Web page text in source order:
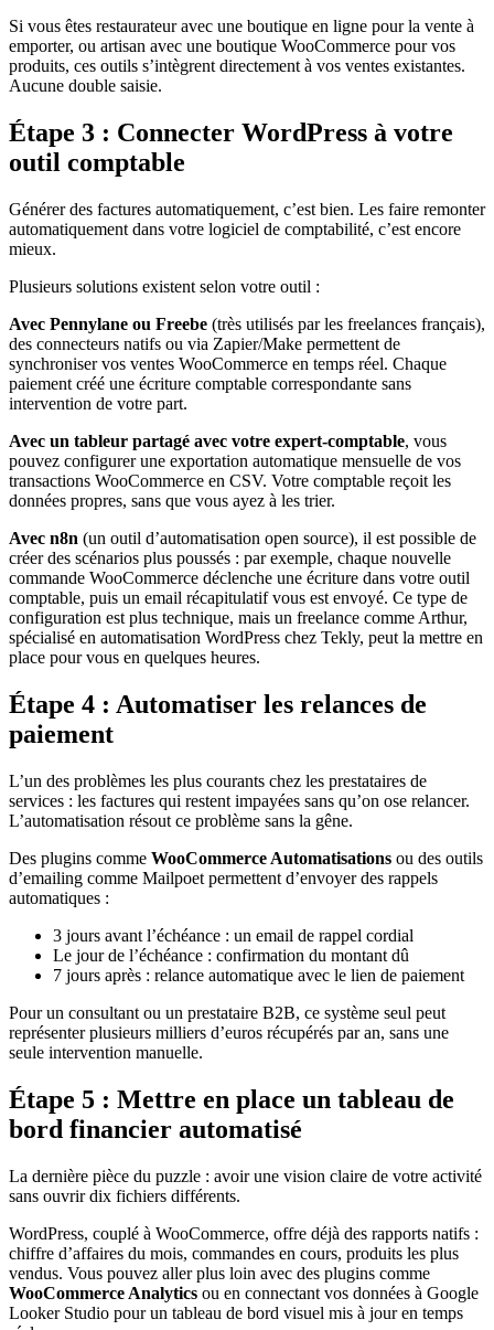
Si vous êtes restaurateur avec une boutique en ligne pour la vente à
emporter, ou artisan avec une boutique WooCommerce pour vos
produits, ces outils s’intègrent directement à vos ventes existantes.
Aucune double saisie.
Étape 3 : Connecter WordPress à votre
outil comptable
Générer des factures automatiquement, c’est bien. Les faire remonter
automatiquement dans votre logiciel de comptabilité, c’est encore
mieux.
Plusieurs solutions existent selon votre outil :
Avec Pennylane ou Freebe (très utilisés par les freelances français),
des connecteurs natifs ou via Zapier/Make permettent de
synchroniser vos ventes WooCommerce en temps réel. Chaque
paiement créé une écriture comptable correspondante sans
intervention de votre part.
Avec un tableur partagé avec votre expert-comptable, vous
pouvez configurer une exportation automatique mensuelle de vos
transactions WooCommerce en CSV. Votre comptable reçoit les
données propres, sans que vous ayez à les trier.
Avec n8n (un outil d’automatisation open source), il est possible de
créer des scénarios plus poussés : par exemple, chaque nouvelle
commande WooCommerce déclenche une écriture dans votre outil
comptable, puis un email récapitulatif vous est envoyé. Ce type de
configuration est plus technique, mais un freelance comme Arthur,
spécialisé en automatisation WordPress chez Tekly, peut la mettre en
place pour vous en quelques heures.
Étape 4 : Automatiser les relances de
paiement
L’un des problèmes les plus courants chez les prestataires de
services : les factures qui restent impayées sans qu’on ose relancer.
L’automatisation résout ce problème sans la gêne.
Des plugins comme WooCommerce Automatisations ou des outils
d’emailing comme Mailpoet permettent d’envoyer des rappels
automatiques :
3 jours avant l’échéance : un email de rappel cordial
Le jour de l’échéance : confirmation du montant dû
7 jours après : relance automatique avec le lien de paiement
Pour un consultant ou un prestataire B2B, ce système seul peut
représenter plusieurs milliers d’euros récupérés par an, sans une
seule intervention manuelle.
Étape 5 : Mettre en place un tableau de
bord financier automatisé
La dernière pièce du puzzle : avoir une vision claire de votre activité
sans ouvrir dix fichiers différents.
WordPress, couplé à WooCommerce, offre déjà des rapports natifs :
chiffre d’affaires du mois, commandes en cours, produits les plus
vendus. Vous pouvez aller plus loin avec des plugins comme
WooCommerce Analytics ou en connectant vos données à Google
Looker Studio pour un tableau de bord visuel mis à jour en temps